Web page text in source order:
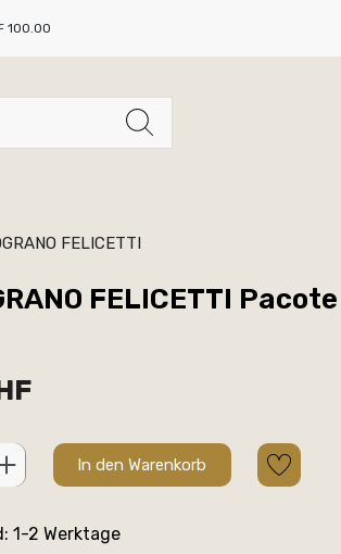
100.00
FELICETTI
FELICETTI
In den Warenkorb
1-2 Werktage